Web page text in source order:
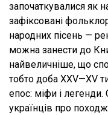
започаткувалися як
зафіксовані
народних пісень —
можна занести до
найвеличніше, що
тобто доба XXV—XV
епос: міфи і
українців про